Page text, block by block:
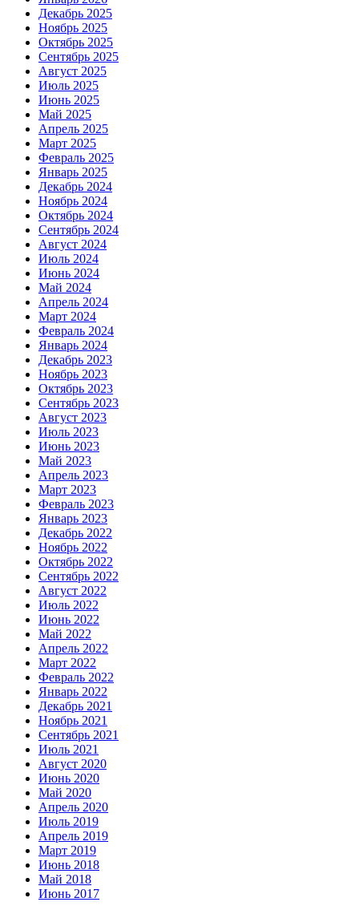
Декабрь 2025
Ноябрь 2025
Октябрь 2025
Сентябрь 2025
Август 2025
Июль 2025
Июнь 2025
Май 2025
Апрель 2025
Март 2025
Февраль 2025
Январь 2025
Декабрь 2024
Ноябрь 2024
Октябрь 2024
Сентябрь 2024
Август 2024
Июль 2024
Июнь 2024
Май 2024
Апрель 2024
Март 2024
Февраль 2024
Январь 2024
Декабрь 2023
Ноябрь 2023
Октябрь 2023
Сентябрь 2023
Август 2023
Июль 2023
Июнь 2023
Май 2023
Апрель 2023
Март 2023
Февраль 2023
Январь 2023
Декабрь 2022
Ноябрь 2022
Октябрь 2022
Сентябрь 2022
Август 2022
Июль 2022
Июнь 2022
Май 2022
Апрель 2022
Март 2022
Февраль 2022
Январь 2022
Декабрь 2021
Ноябрь 2021
Сентябрь 2021
Июль 2021
Август 2020
Июнь 2020
Май 2020
Апрель 2020
Июль 2019
Апрель 2019
Март 2019
Июнь 2018
Май 2018
Июнь 2017